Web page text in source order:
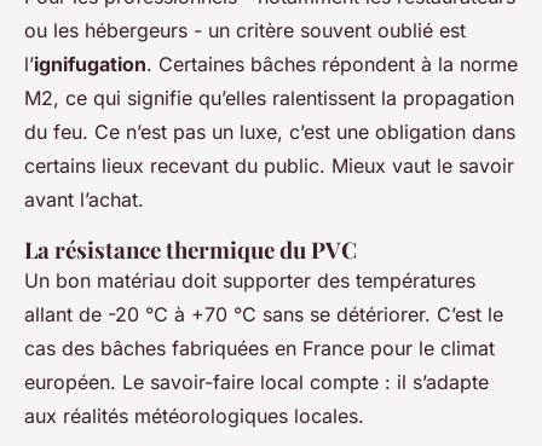
ou les hébergeurs - un critère souvent oublié est
l’ignifugation. Certaines bâches répondent à la norme
M2, ce qui signifie qu’elles ralentissent la propagation
du feu. Ce n’est pas un luxe, c’est une obligation dans
certains lieux recevant du public. Mieux vaut le savoir
avant l’achat.
La résistance thermique du PVC
Un bon matériau doit supporter des températures
allant de -20 °C à +70 °C sans se détériorer. C’est le
cas des bâches fabriquées en France pour le climat
européen. Le savoir-faire local compte : il s’adapte
aux réalités météorologiques locales.